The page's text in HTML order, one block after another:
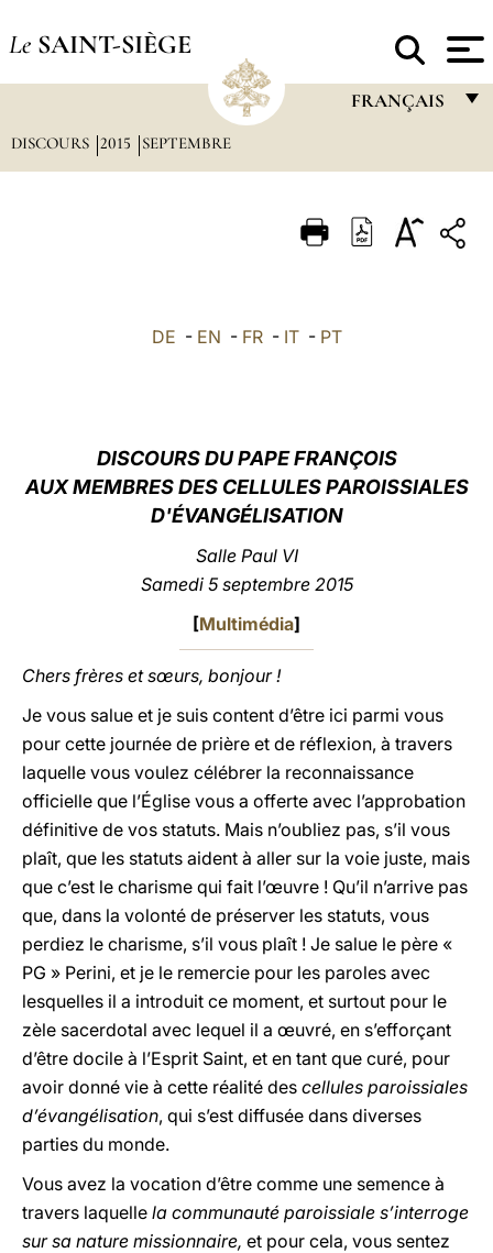
Le SAINT-SIÈGE
FRANÇAIS
ITALIANO
中文
DISCOURS 2015 SEPTEMBRE
DE - EN - FR- IT- PT
DISCOURS DU PAPE FRANÇOIS
AUX MEMBRES DES CELLULES PAROISSIALES
D'ÉVANGÉLISATION
Salle Paul VI
Samedi 5 septembre 2015
[Multimédia]
Chers frères et sœurs, bonjour !
Je vous salue et je suis content d’être ici parmi vous
pour cette journée de prière et de réflexion, à travers
laquelle vous voulez célébrer la reconnaissance
officielle que l’Église vous a offerte avec l’approbation
définitive de vos statuts. Mais n’oubliez pas, s’il vous
plaît, que les statuts aident à aller sur la voie juste, mais
que c’est le charisme qui fait l’œuvre ! Qu’il n’arrive pas
que, dans la volonté de préserver les statuts, vous
perdiez le charisme, s’il vous plaît ! Je salue le père «
PG » Perini, et je le remercie pour les paroles avec
lesquelles il a introduit ce moment, et surtout pour le
zèle sacerdotal avec lequel il a œuvré, en s’efforçant
d’être docile à l’Esprit Saint, et en tant que curé, pour
avoir donné vie à cette réalité des cellules paroissiales
d’évangélisation, qui s’est diffusée dans diverses
parties du monde.
Vous avez la vocation d’être comme une semence à
travers laquelle la communauté paroissiale s’interroge
sur sa nature missionnaire, et pour cela, vous sentez